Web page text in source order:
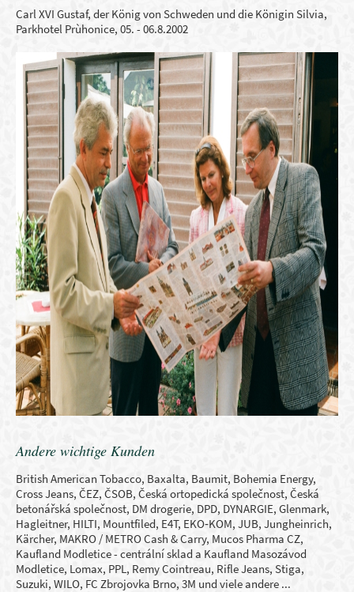
Carl XVI Gustaf, der König von Schweden und die Königin Silvia,
Parkhotel Prùhonice, 05. - 06.8.2002
Andere wichtige Kunden
British American Tobacco, Baxalta, Baumit, Bohemia Energy,
Cross Jeans, ČEZ, ČSOB, Česká ortopedická společnost, Česká
betonářská společnost, DM drogerie, DPD, DYNARGIE, Glenmark,
Hagleitner, HILTI, Mountfiled, E4T, EKO‑KOM, JUB, Jungheinrich,
Kärcher, MAKRO / METRO Cash & Carry, Mucos Pharma CZ,
Kaufland Modletice - centrální sklad a Kaufland Masozávod
Modletice, Lomax, PPL, Remy Cointreau, Rifle Jeans, Stiga,
Suzuki, WILO, FC Zbrojovka Brno, 3M und viele andere ...